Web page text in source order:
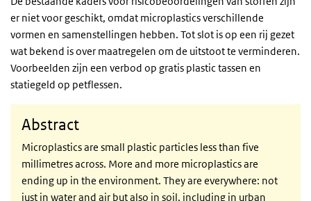
er niet voor geschikt, omdat microplastics verschillende
vormen en samenstellingen hebben. Tot slot is op een rij gezet
wat bekend is over maatregelen om de uitstoot te verminderen.
Voorbeelden zijn een verbod op gratis plastic tassen en
statiegeld op petflessen.
Abstract
Microplastics are small plastic particles less than five
millimetres across. More and more microplastics are
ending up in the environment. They are everywhere: not
just in water and air but also in soil, including in urban